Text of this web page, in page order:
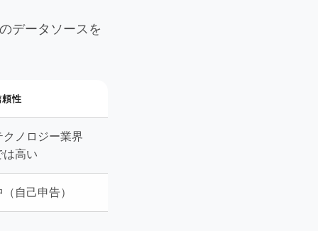
データソースを
頼性
クノロジー業界
は高い
（自己申告）